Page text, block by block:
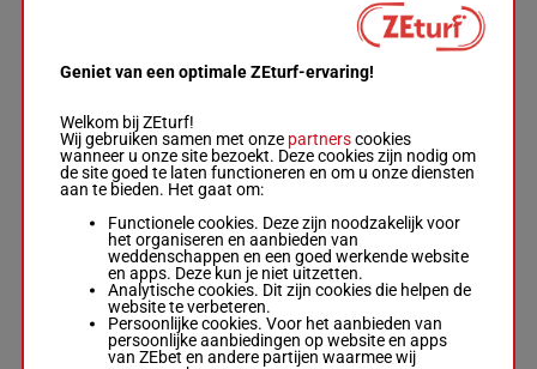
MELODY
COOL
Thomain D.-
Borderie T.
M/4 - 2700m-
1'15"2-
6a (24) 8a Da
3a 1a 3a 1a
M/42700m 1'15"2
€ 57.775
6a (24) 8a
GASOLINE
Abrivard M.-
Geniet van een optimale ZEturf-ervaring!
Welkom bij ZEturf!
Wij gebruiken samen met onze partnerscookies
wanneer u onze site bezoekt. Deze cookies zijn nodig om
de site goed te laten functioneren en om u onze diensten
aan te bieden. Het gaat om:
Functionele cookies. Deze zijn noodzakelijk voor
het organiseren en aanbieden van
weddenschappen en een goed werkende website
en apps. Deze kun je niet uitzetten.
Analytische cookies. Dit zijn cookies die helpen de
website te verbeteren.
Persoonlijke cookies. Voor het aanbieden van
persoonlijke aanbiedingen op website en apps
van ZEbet en andere partijen waarmee wij